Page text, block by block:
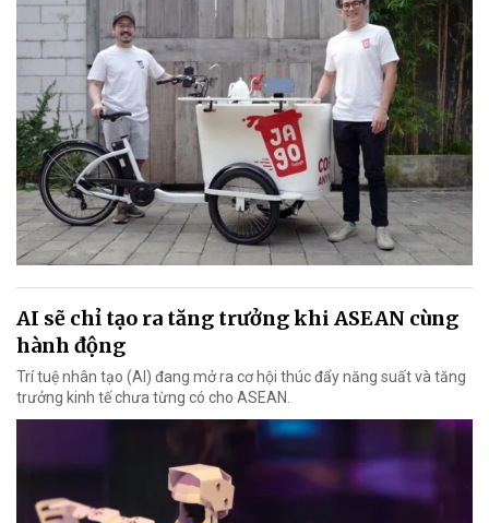
AI sẽ chỉ tạo ra tăng trưởng khi ASEAN cùng
hành động
Trí tuệ nhân tạo (AI) đang mở ra cơ hội thúc đẩy năng suất và tăng
trưởng kinh tế chưa từng có cho ASEAN.